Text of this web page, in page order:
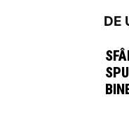
DE